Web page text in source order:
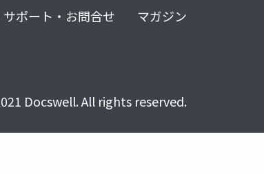
サポート・お問合せ マガジン
Docswell. All rights reserved.